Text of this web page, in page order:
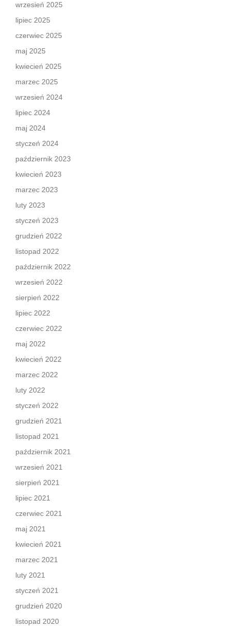
wrzesień 2025
lipiec 2025
czerwiec 2025
maj 2025
kwiecień 2025
marzec 2025
wrzesień 2024
lipiec 2024
maj 2024
styczeń 2024
październik 2023
kwiecień 2023
marzec 2023
luty 2023
styczeń 2023
grudzień 2022
listopad 2022
październik 2022
wrzesień 2022
sierpień 2022
lipiec 2022
czerwiec 2022
maj 2022
kwiecień 2022
marzec 2022
luty 2022
styczeń 2022
grudzień 2021
listopad 2021
październik 2021
wrzesień 2021
sierpień 2021
lipiec 2021
czerwiec 2021
maj 2021
kwiecień 2021
marzec 2021
luty 2021
styczeń 2021
grudzień 2020
listopad 2020